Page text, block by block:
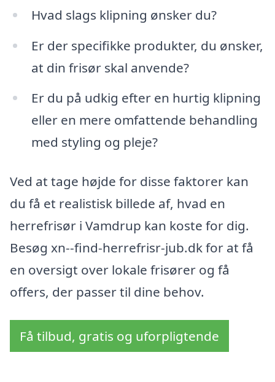
Hvad slags klipning ønsker du?
Er der specifikke produkter, du ønsker,
at din frisør skal anvende?
Er du på udkig efter en hurtig klipning
eller en mere omfattende behandling
med styling og pleje?
Ved at tage højde for disse faktorer kan
du få et realistisk billede af, hvad en
herrefrisør i Vamdrup kan koste for dig.
Besøg xn--find-herrefrisr-jub.dk for at få
en oversigt over lokale frisører og få
offers, der passer til dine behov.
Få tilbud, gratis og uforpligtende